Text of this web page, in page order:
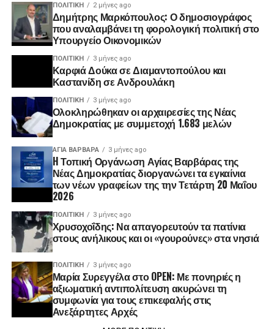
ΠΟΛΙΤΙΚΉ 2 μήνες ago
Δημήτρης Μαρκόπουλος: Ο δημοσιογράφος
που αναλαμβάνει τη φορολογική πολιτική στο
Υπουργείο Οικονομικών
ΠΟΛΙΤΙΚΉ 3 μήνες ago
Καρφιά Δούκα σε Διαμαντοπούλου και
Καστανίδη σε Ανδρουλάκη
ΠΟΛΙΤΙΚΉ 3 μήνες ago
Ολοκληρώθηκαν οι αρχαιρεσίες της Νέας
Δημοκρατίας με συμμετοχή 1.683 μελών
ΑΓΙΑ ΒΑΡΒΑΡΑ 3 μήνες ago
H Τοπική Οργάνωση Αγίας Βαρβάρας της
Νέας Δημοκρατίας διοργανώνει τα εγκαίνια
των νέων γραφείων της την Τετάρτη 20 Μαΐου
2026
ΠΟΛΙΤΙΚΉ 3 μήνες ago
Χρυσοχοΐδης: Να απαγορευτούν τα πατίνια
στους ανήλικους και οι «γουρούνες» στα νησιά
ΠΟΛΙΤΙΚΉ 3 μήνες ago
Μαρία Συρεγγέλα στο OPEN: Με πονηριές η
αξιωματική αντιπολίτευση ακυρώνει τη
συμφωνία για τους επικεφαλής στις
Ανεξάρτητες Αρχές